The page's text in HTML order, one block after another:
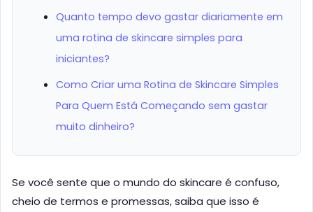
Quanto tempo devo gastar diariamente em
uma rotina de skincare simples para
iniciantes?
Como Criar uma Rotina de Skincare Simples
Para Quem Está Começando sem gastar
muito dinheiro?
Se você sente que o mundo do skincare é confuso,
cheio de termos e promessas, saiba que isso é